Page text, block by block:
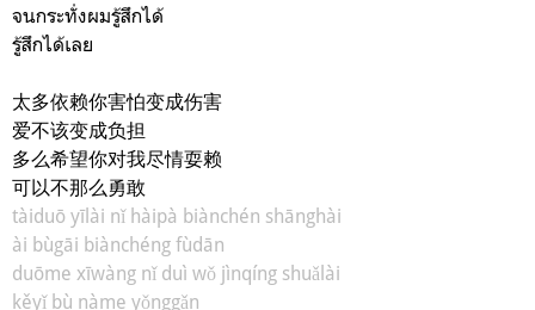
จนกระทั่งผมรู้สึกได้
รู้สึกได้เลย
太多依赖你害怕变成伤害
爱不该变成负担
多么希望你对我尽情耍赖
可以不那么勇敢
tàiduō yīlài nǐ hàipà biànchén shānghài
ài bùgāi biànchéng fùdān
duōme xīwàng nǐ duì wǒ jìnqíng shuǎlài
kěyǐ bù nàme yǒnggǎn